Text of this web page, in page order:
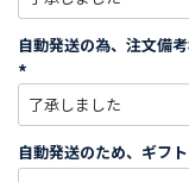
必
須
)
自動発送の為、注文備
必
須
)
自動発送のため、ギフ